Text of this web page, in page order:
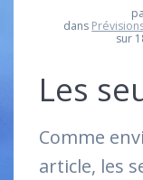
dans
sur
Les
Comme
article, les